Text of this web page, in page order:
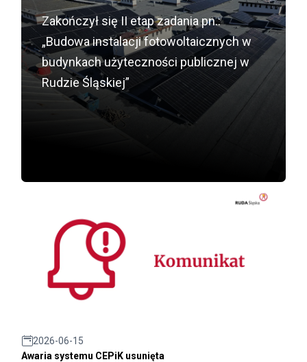
Zakończył się II etap zadania pn.:
„Budowa instalacji fotowoltaicznych w
budynkach użyteczności publicznej w
Rudzie Śląskiej”
2026-06-15
Awaria systemu CEPiK usunięta